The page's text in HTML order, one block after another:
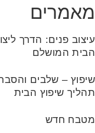
מאמרים
עיצוב פנים: הדרך
הבית המושלם
שיפוץ – שלבים
תהליך שיפוץ הבית
מטבח חדש